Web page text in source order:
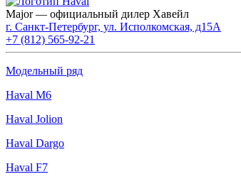
Major — официальный дилер Хавейл
г. Санкт-Петербург, ул. Исполкомская, д15А
+7 (812) 565-92-21
Модельный ряд
Haval M6
Haval Jolion
Haval Dargo
Haval F7